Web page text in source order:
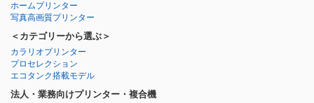
ホームプリンター
写真高画質プリンター
＜カテゴリーから選ぶ＞
カラリオプリンター
プロセレクション
エコタンク搭載モデル
法人・業務向けプリンター・複合機